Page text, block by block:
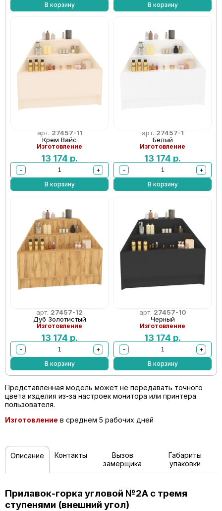
В корзину
В корзину
арт. 27457-11
Крем Вайс
Изготовление
13 174 р.
−
+
В корзину
арт. 27457-1
Белый
Изготовление
13 174 р.
−
+
В корзину
арт. 27457-12
Дуб Золотистый
Изготовление
13 174 р.
−
+
В корзину
арт. 27457-10
Черный
Изготовление
13 174 р.
−
+
В корзину
Представленная модель может не передавать точного
цвета изделия из-за настроек монитора или принтера
пользователя.
Изготовление в среднем 5 рабочих дней
Описание Контакты
Вызов
замерщика
Габариты
упаковки
Прилавок-горка угловой №2А с тремя
ступенями (внешний угол)